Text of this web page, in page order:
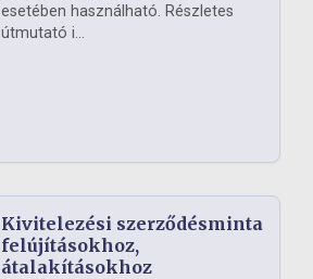
esetében használható. Részletes
útmutató i...
Kivitelezési szerződésminta
felújításokhoz,
átalakításokhoz